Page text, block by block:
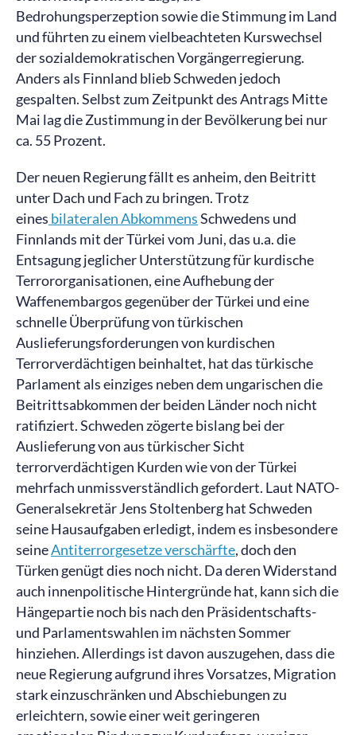
Bedrohungsperzeption sowie die Stimmung im Land
und führten zu einem vielbeachteten Kurswechsel
der sozialdemokratischen Vorgängerregierung.
Anders als Finnland blieb Schweden jedoch
gespalten. Selbst zum Zeitpunkt des Antrags Mitte
Mai lag die Zustimmung in der Bevölkerung bei nur
ca. 55 Prozent.
Der neuen Regierung fällt es anheim, den Beitritt
unter Dach und Fach zu bringen. Trotz
eines bilateralen AbkommensSchwedens und
Finnlands mit der Türkei vom Juni, das u.a. die
Entsagung jeglicher Unterstützung für kurdische
Terrororganisationen, eine Aufhebung der
Waffenembargos gegenüber der Türkei und eine
schnelle Überprüfung von türkischen
Auslieferungsforderungen von kurdischen
Terrorverdächtigen beinhaltet, hat das türkische
Parlament als einziges neben dem ungarischen die
Beitrittsabkommen der beiden Länder noch nicht
ratifiziert. Schweden zögerte bislang bei der
Auslieferung von aus türkischer Sicht
terrorverdächtigen Kurden wie von der Türkei
mehrfach unmissverständlich gefordert. Laut NATO-
Generalsekretär Jens Stoltenberg hat Schweden
seine Hausaufgaben erledigt, indem es insbesondere
seineAntiterrorgesetze verschärfte, doch den
Türken genügt dies noch nicht. Da deren Widerstand
auch innenpolitische Hintergründe hat, kann sich die
Hängepartie noch bis nach den Präsidentschafts-
und Parlamentswahlen im nächsten Sommer
hinziehen. Allerdings ist davon auszugehen, dass die
neue Regierung aufgrund ihres Vorsatzes, Migration
stark einzuschränken und Abschiebungen zu
erleichtern, sowie einer weit geringeren